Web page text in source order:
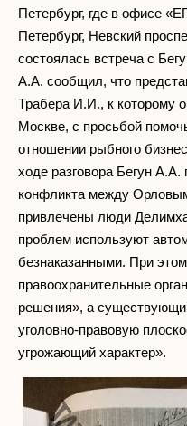
Петербург, где в офисе
Петербург, Невский
состоялась встреча с
А.А. сообщил, что
Трабера И.И., к которому
Москве, с просьбой
отношении рыбного
ходе разговора Бегун А.А.
конфликта между
привлечены люди
проблем используют
безнаказанными. При
правоохранительные
решения», а
уголовно-правовую
угрожающий характер».